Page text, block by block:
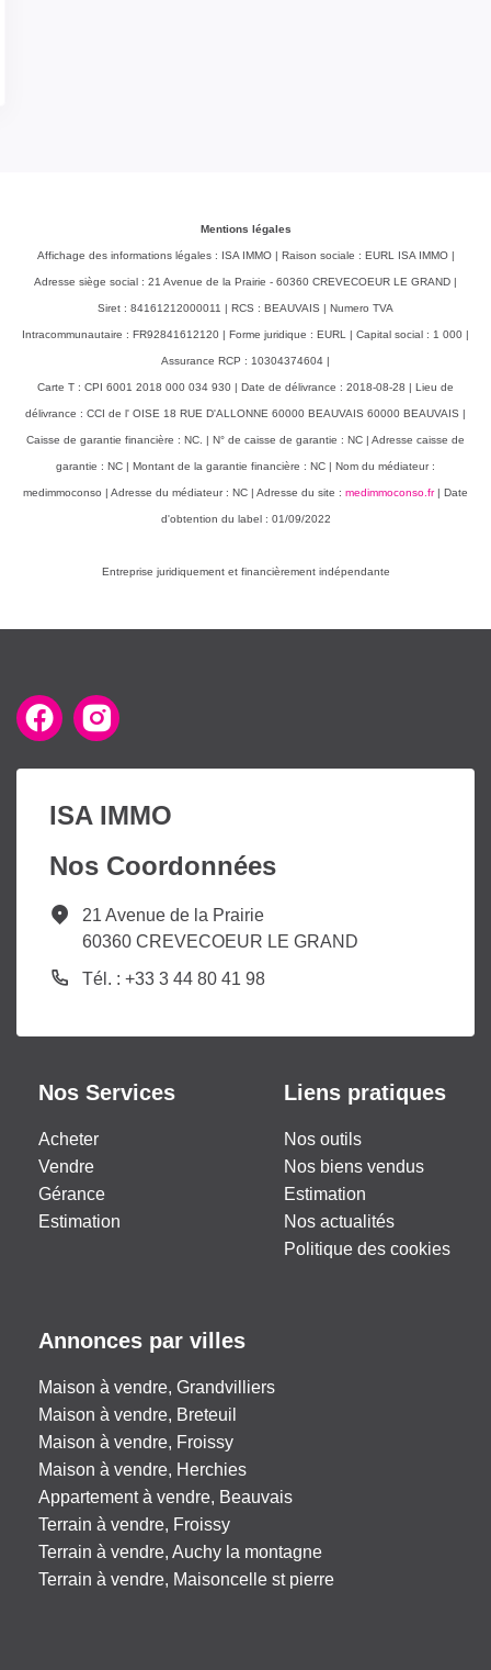
Mentions légales
Affichage des informations légales : ISA IMMO | Raison sociale : EURL ISA IMMO |
Adresse siège social : 21 Avenue de la Prairie - 60360 CREVECOEUR LE GRAND |
Siret : 84161212000011 | RCS : BEAUVAIS | Numero TVA
Intracommunautaire : FR92841612120 | Forme juridique : EURL | Capital social : 1 000 |
Assurance RCP : 10304374604 |
Carte T : CPI 6001 2018 000 034 930 | Date de délivrance : 2018-08-28 | Lieu de
délivrance : CCI de l' OISE 18 RUE D'ALLONNE 60000 BEAUVAIS 60000 BEAUVAIS |
Caisse de garantie financière : NC. | N° de caisse de garantie : NC | Adresse caisse de
garantie : NC | Montant de la garantie financière : NC | Nom du médiateur :
medimmoconso | Adresse du médiateur : NC | Adresse du site : medimmoconso.fr| Date
d'obtention du label : 01/09/2022
Entreprise juridiquement et financièrement indépendante
ISA IMMO
Nos Coordonnées
21 Avenue de la Prairie
60360 CREVECOEUR LE GRAND
Tél. : +33 3 44 80 41 98
Nos Services
Acheter
Vendre
Gérance
Estimation
Liens pratiques
Nos outils
Nos biens vendus
Estimation
Nos actualités
Politique des cookies
Annonces par villes
Maison à vendre, Grandvilliers
Maison à vendre, Breteuil
Maison à vendre, Froissy
Maison à vendre, Herchies
Appartement à vendre, Beauvais
Terrain à vendre, Froissy
Terrain à vendre, Auchy la montagne
Terrain à vendre, Maisoncelle st pierre